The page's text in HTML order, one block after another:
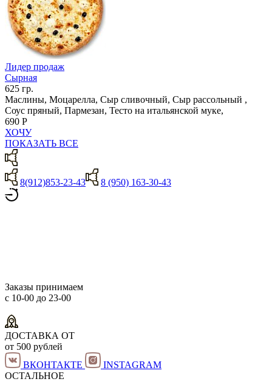
Лидер продаж
Сырная
625 гр.
Маслины, Моцарелла, Сыр сливочный, Сыр рассольный ,
Соус пряный, Пармезан, Тесто на итальянской муке,
690 Р
ХОЧУ
ПОКАЗАТЬ ВСЕ
8(912)853-23-43 8 (950) 163-30-43
Заказы принимаем
с 10-00 до 23-00
ДОСТАВКА ОТ
от 500 рублей
ВКОНТАКТЕ
INSTAGRAM
ОСТАЛЬНОЕ